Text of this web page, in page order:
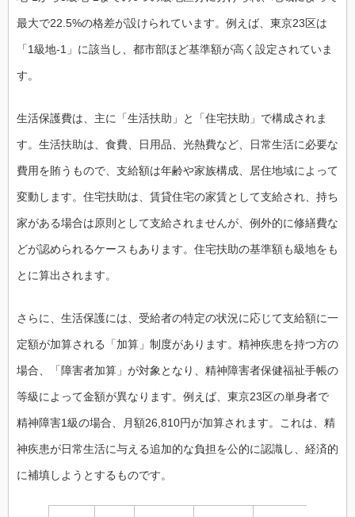
最大で22.5%の格差が設けられています。例えば、東京23区は
「1級地-1」に該当し、都市部ほど基準額が高く設定されていま
す。
生活保護費は、主に「生活扶助」と「住宅扶助」で構成されま
す。生活扶助は、食費、日用品、光熱費など、日常生活に必要な
費用を賄うもので、支給額は年齢や家族構成、居住地域によって
変動します。住宅扶助は、賃貸住宅の家賃として支給され、持ち
家がある場合は原則として支給されませんが、例外的に修繕費な
どが認められるケースもあります。住宅扶助の基準額も級地をも
とに算出されます。
さらに、生活保護には、受給者の特定の状況に応じて支給額に一
定額が加算される「加算」制度があります。精神疾患を持つ方の
場合、「障害者加算」が対象となり、精神障害者保健福祉手帳の
等級によって金額が異なります。例えば、東京23区の単身者で
精神障害1級の場合、月額26,810円が加算されます。これは、精
神疾患が日常生活に与える追加的な負担を公的に認識し、経済的
に補填しようとするものです。